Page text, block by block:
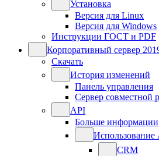
Установка
Версия для Linux
Версия для Windows
Инструкции ГОСТ и PDF
Корпоративный сервер
Скачать
История изменений
Панель управления
Сервер совместной
API
Больше информации
Использование
CRM